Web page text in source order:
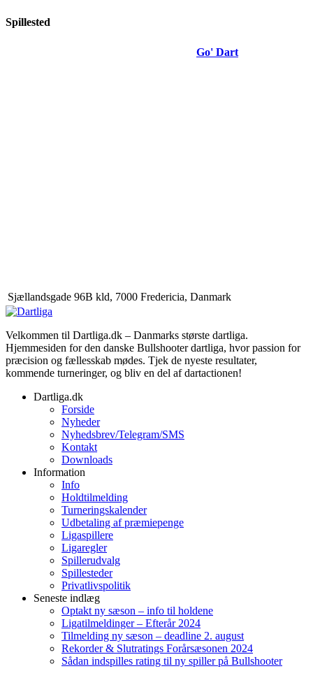
Spillested
Go' Dart
Sjællandsgade 96B kld, 7000 Fredericia, Danmark
Velkommen til Dartliga.dk – Danmarks største dartliga.
Hjemmesiden for den danske Bullshooter dartliga, hvor passion for
præcision og fællesskab mødes. Tjek de nyeste resultater,
kommende turneringer, og bliv en del af dartactionen!
Dartliga.dk
Forside
Nyheder
Nyhedsbrev/Telegram/SMS
Kontakt
Downloads
Information
Info
Holdtilmelding
Turneringskalender
Udbetaling af præmiepenge
Ligaspillere
Ligaregler
Spillerudvalg
Spillesteder
Privatlivspolitik
Seneste indlæg
Optakt ny sæson – info til holdene
Ligatilmeldinger – Efterår 2024
Tilmelding ny sæson – deadline 2. august
Rekorder & Slutratings Forårsæsonen 2024
Sådan indspilles rating til ny spiller på Bullshooter